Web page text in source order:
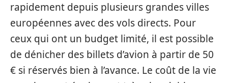
rapidement depuis plusieurs grandes villes
européennes avec des vols directs. Pour
ceux qui ont un budget limité, il est possible
de dénicher des billets d’avion à partir de 50
€ si réservés bien à l’avance. Le coût de la vie